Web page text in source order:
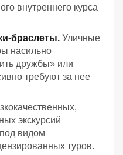
внутреннего курса
браслеты. Уличные
насильно
дружбы» или
требуют за нее
экскурсий
видом
туров.